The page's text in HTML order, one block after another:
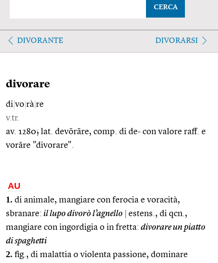
CERCA
DIVORANTE DIVORARSI
divorare
di vo rà re
v.tr.
av. 1280; lat. devōrāre, comp. di de- con valore raff. e
vorāre "divorare".
AU
1. di animale, mangiare con ferocia e voracità,
sbranare: il lupo divorò l’agnello
estens., di qcn.,
mangiare con ingordigia o in fretta: divorare un piatto
di spaghetti
2. fig., di malattia o violenta passione, dominare